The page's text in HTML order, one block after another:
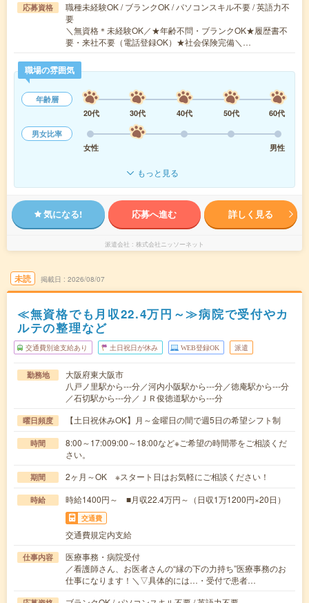
応募資格
職種未経験OK / ブランクOK / パソコンスキル不要 / 英語力不
要
＼無資格＊未経験OK／★年齢不問・ブランクOK★履歴書不
要・来社不要（電話登録OK）★社会保険完備＼…
職場の雰囲気
年齢層
20代
30代 40代 50代
60代
男女比率
女性
男性
もっと見る
気になる! 応募へ進む 詳しく見る
派遣会社 株式会社ニッソーネット
未読 掲載日 2026/08/07
≪無資格でも月収22.4万円～≫病院で受付やカ
ルテの整理など
交通費別途支給あり 土日祝日が休み WEB登録OK 派遣
勤務地
大阪府東大阪市
八戸ノ里駅から---分／河内小阪駅から---分／徳庵駅から---分
／石切駅から---分／ＪＲ俊徳道駅から---分
曜日頻度 【土日祝休みOK】月～金曜日の間で週5日の希望シフト制
時間
8:00～17:009:00～18:00など※ご希望の時間帯をご相談くだ
さい。
期間 2ヶ月～OK ※スタート日はお気軽にご相談ください！
時給 時給1400円～ ■月収22.4万円～（日収1万1200円×20日）
交通費
交通費規定内支給
仕事内容
医療事務・病院受付
／看護師さん、お医者さんの“縁の下の力持ち”医療事務のお
仕事になります！＼▽具体的には…・受付で患者…